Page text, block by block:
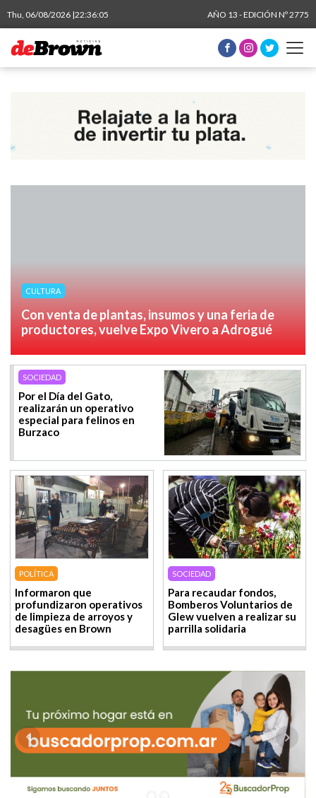
Thu, 06/08/2026 |22:36:06 AÑO 13 - EDICIÓN Nº 2775
CULTURA
Con venta de plantas, insumos y una feria de
productores, vuelve Expo Vivero a Adrogué
SOCIEDAD
Por el Día del Gato,
realizarán un operativo
especial para felinos en
Burzaco
POLÍTICA
Informaron que
profundizaron operativos
de limpieza de arroyos y
desagües en Brown
SOCIEDAD
Para recaudar fondos,
Bomberos Voluntarios de
Glew vuelven a realizar su
parrilla solidaria